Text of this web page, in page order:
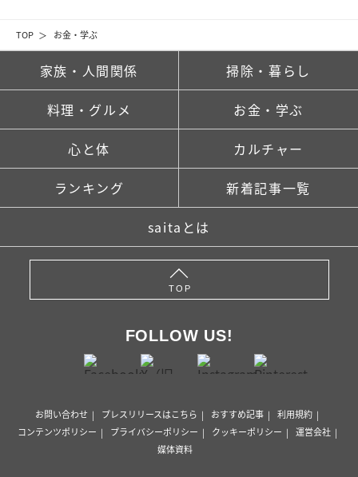
TOP お金・学ぶ
家族・人間関係 掃除・暮らし
料理・グルメ お金・学ぶ
心と体 カルチャー
ランキング 新着記事一覧
saitaとは
TOP
FOLLOW US!
お問い合わせ プレスリリースはこちら おすすめ記事
利用規約
コンテンツポリシー
プライバシーポリシー クッキーポリシー
運営会社
媒体資料